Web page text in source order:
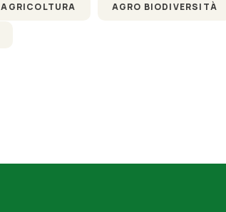
AGRICOLTURA AGRO BIODIVERSITÀ